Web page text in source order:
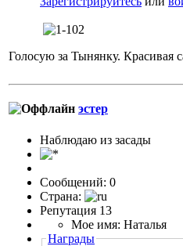
Голосую за Тынянку. Красивая
эстер
Наблюдаю из засады
Сообщений: 0
Страна:
Репутация 13
Мое имя: Наталья
Награды